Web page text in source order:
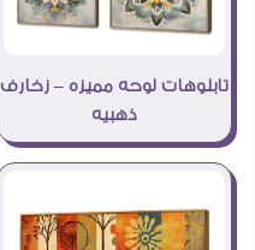
تابلوهات لوحه مميزه – زخارف
ذهبيه